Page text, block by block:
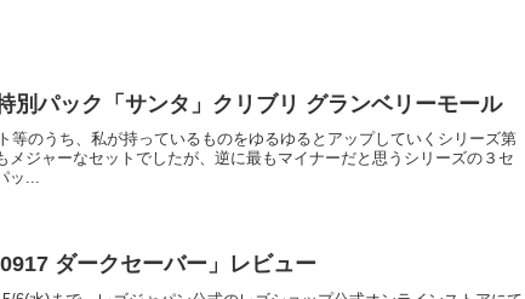
別パック「サンタ」クリブリ グランベリーモール
等のうち、私が持っているものをゆるゆるとアップしていくシリーズ第
メジャーなセットでしたが、逆に最もマイナーだと思うシリーズの３セ
...
ダークセーバー」レビュー